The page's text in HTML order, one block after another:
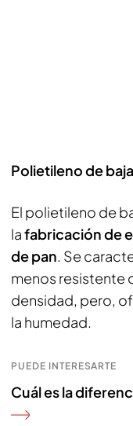
Polietileno de
El polietileno de
lafabricación de
de pan. Se
menos resistente
densidad, pero,
la humedad.
PUEDE INTERESARTE
Cuál es la